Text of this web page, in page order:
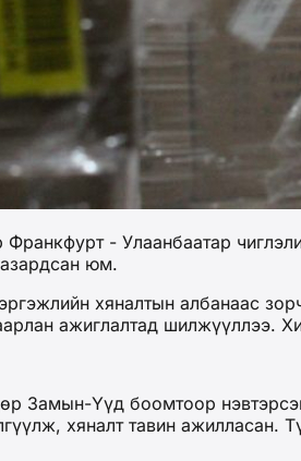
- Улаанбаатар
юм.
хяналтын албанаас
ажиглалтад шилжүүллээ.
Замын-Үүд боомтоор
хяналт тавин ажилласан.